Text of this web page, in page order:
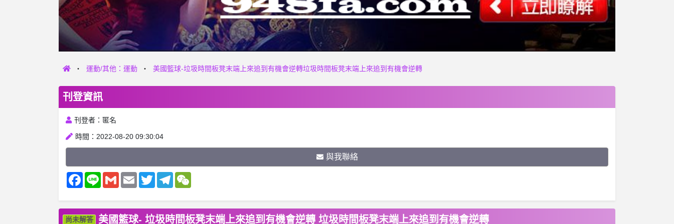
運動/其他：運動 美國籃球-垃圾時間板凳末端上來追到有機會逆轉垃圾時間板凳末端上來追到有機會逆轉
刊登資訊
刊登者：匿名
時間：2022-08-20 09:30:04
與我聯絡
Facebook
Line Gmail Email TwitterTelegram
尚未解答 美國籃球- 垃圾時間板凳末端上來追到有機會逆轉 垃圾時間板凳末端上來追到有機會逆轉